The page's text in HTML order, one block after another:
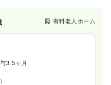
有料老人ホーム
3.5ヶ月